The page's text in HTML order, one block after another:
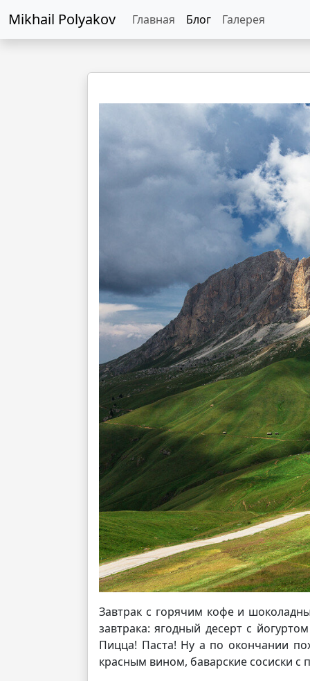
Mikhail Polyakov Главная Блог Галерея
Завтрак с горячим кофе и
завтрака: ягодный десерт с
Пицца! Паста! Ну а по окончании
красным вином, баварские сосиски